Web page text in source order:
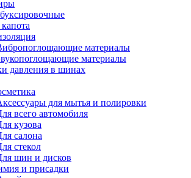
материалы
материалы
давления в шинах
для мытья и полировки
всего автомобиля
кузова
салона
стекол
шин и дисков
и присадки